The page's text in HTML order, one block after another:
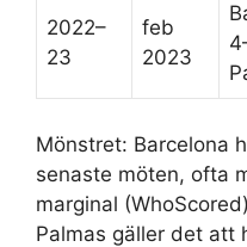
2022–
23
feb
2023
Mönstret: Barcelona
senaste möten, ofta
marginal
Palmas gäller det att